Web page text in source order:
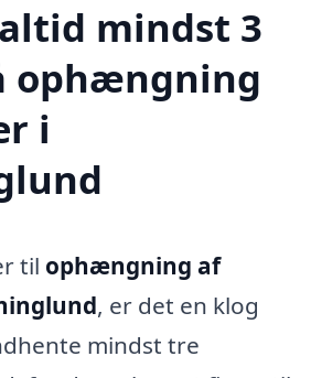
mindst 3
ophængning
i
til ophængning af
, er det en klog
mindst tre